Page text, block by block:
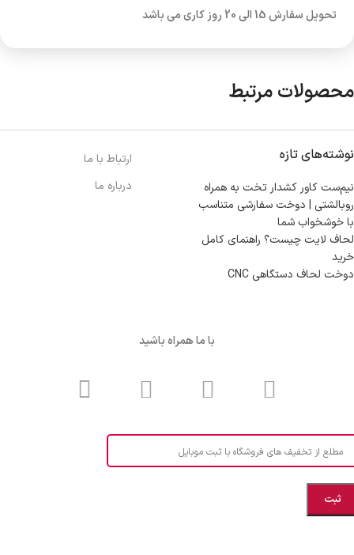
تحویل سفارش 15 الی 20 روز کاری می باشد
محصولات مرتبط
نوشته‌های تازه
نیم‌ست کاور کشدار تخت به همراه
روبالشتی | دوخت سفارشی متناسب
با خوشخواب شما
لحاف لایت چیست؟ راهنمای کامل
خرید
دوخت لحاف دستگاهی CNC
ارتباط با ما
درباره ما
با ما همراه باشید
مطلع از تخفیف های فروشگاه با ثبت موبایل